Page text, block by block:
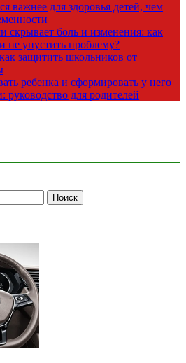
важнее для здоровья детей, чем
скрывает боль и изменения: как
не упустить проблему?
защитить школьников от
ребенка и сформировать у него
руководство для родителей